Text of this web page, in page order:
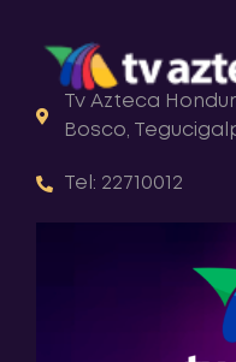
Tv Azteca
Bosco,
Tel: 22710012